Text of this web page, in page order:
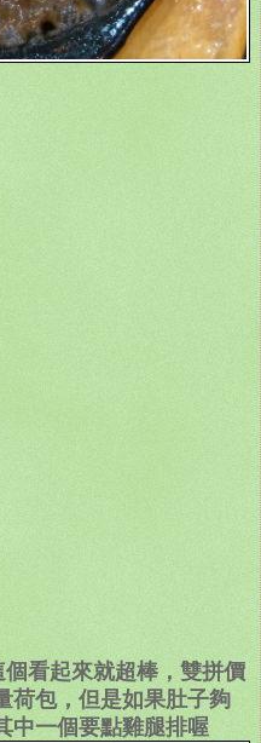
個看起來就超棒，雙拼價
荷包，但是如果肚子夠
中一個要點雞腿排喔